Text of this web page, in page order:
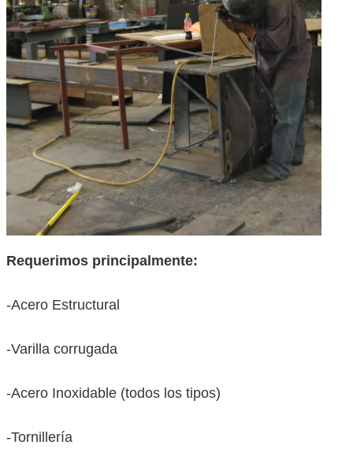
Requerimos principalmente:
-Acero Estructural
-Varilla corrugada
-Acero Inoxidable (todos los tipos)
-Tornillería